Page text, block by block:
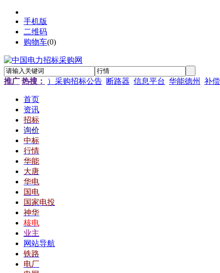
手机版
二维码
购物车(0)
推广 热搜： ）采购招标公告 断路器 信息平台 华能德州 补
首页
资讯
招标
询价
中标
行情
华能
大唐
华电
国电
国家电投
神华
核电
业主
网站导航
铁路
电厂